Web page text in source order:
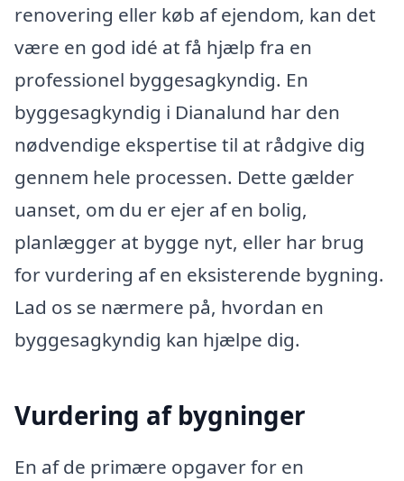
renovering eller køb af ejendom, kan det
være en god idé at få hjælp fra en
professionel byggesagkyndig. En
byggesagkyndig i Dianalund har den
nødvendige ekspertise til at rådgive dig
gennem hele processen. Dette gælder
uanset, om du er ejer af en bolig,
planlægger at bygge nyt, eller har brug
for vurdering af en eksisterende bygning.
Lad os se nærmere på, hvordan en
byggesagkyndig kan hjælpe dig.
Vurdering af bygninger
En af de primære opgaver for en